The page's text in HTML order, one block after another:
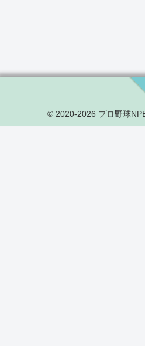
© 2020-2026 プロ野球